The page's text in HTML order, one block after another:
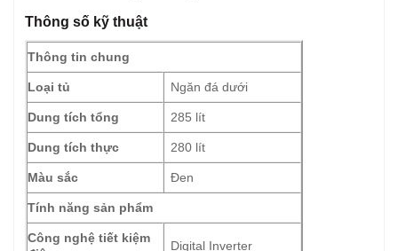
Thông số kỹ thuật
Thông tin chung
Loại tủ Ngăn đá dưới
Dung tích tổng 285 lít
Dung tích thực 280 lít
Màu sắc Đen
Tính năng sản phẩm
Công nghệ tiết kiệm
Digital Inverter